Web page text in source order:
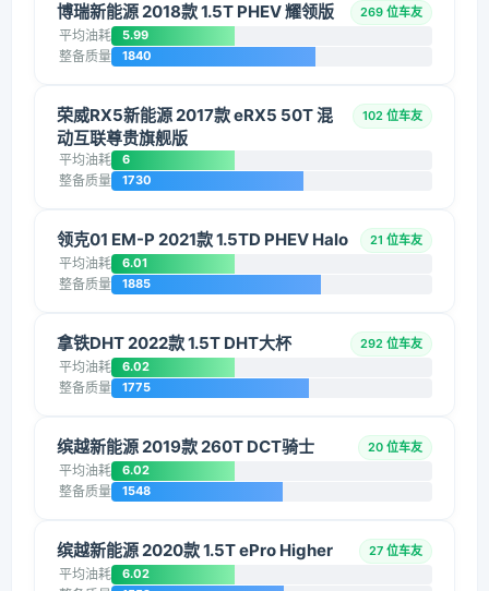
博瑞新能源 2018款 1.5T PHEV 耀领版 269 位车友
平均油耗 5.99
整备质量 1840
荣威RX5新能源 2017款 eRX5 50T 混
动互联尊贵旗舰版
102 位车友
平均油耗 6
整备质量 1730
领克01 EM-P 2021款 1.5TD PHEV Halo 21 位车友
平均油耗 6.01
整备质量 1885
拿铁DHT 2022款 1.5T DHT大杯 292 位车友
平均油耗 6.02
整备质量 1775
缤越新能源 2019款 260T DCT骑士 20 位车友
平均油耗 6.02
整备质量 1548
缤越新能源 2020款 1.5T ePro Higher 27 位车友
平均油耗 6.02